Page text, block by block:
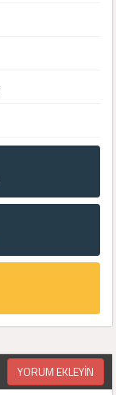
YORUM EKLEYİN